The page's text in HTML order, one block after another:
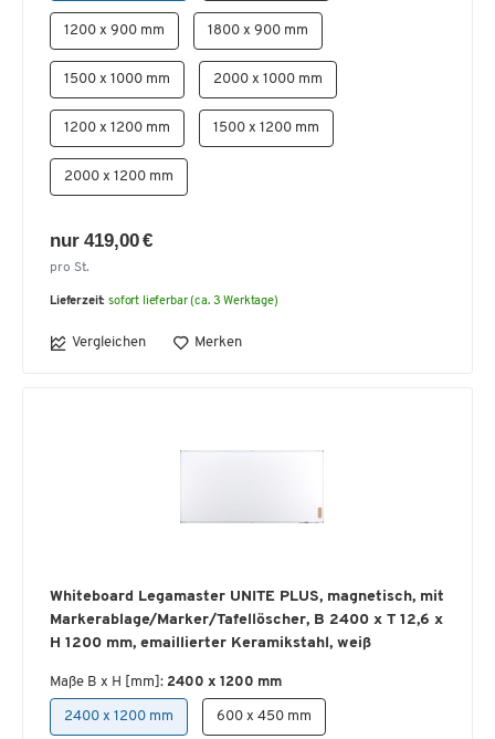
1200 x 900 mm 1800 x 900 mm
1500 x 1000 mm 2000 x 1000 mm
1200 x 1200 mm 1500 x 1200 mm
2000 x 1200 mm
nur 419,00 €
pro St.
Lieferzeit: sofort lieferbar (ca. 3 Werktage)
Vergleichen Merken
Whiteboard Legamaster UNITE PLUS, magnetisch, mit
Markerablage/Marker/Tafellöscher, B 2400 x T 12,6 x
H 1200 mm, emaillierter Keramikstahl, weiß
Maße B x H [mm]: 2400 x 1200 mm
2400 x 1200 mm 600 x 450 mm